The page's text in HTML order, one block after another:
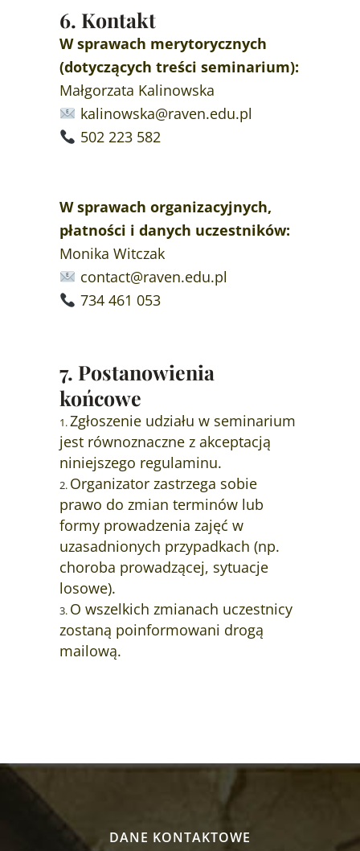
6. Kontakt
W sprawach merytorycznych
(dotyczących treści seminarium):
Małgorzata Kalinowska
kalinowska@raven.edu.pl
502 223 582
W sprawach organizacyjnych,
płatności i danych uczestników:
Monika Witczak
contact@raven.edu.pl
734 461 053
7. Postanowienia
końcowe
Zgłoszenie udziału w seminarium
jest równoznaczne z akceptacją
niniejszego regulaminu.
Organizator zastrzega sobie
prawo do zmian terminów lub
formy prowadzenia zajęć w
uzasadnionych przypadkach (np.
choroba prowadzącej, sytuacje
losowe).
O wszelkich zmianach uczestnicy
zostaną poinformowani drogą
mailową.
DANE KONTAKTOWE